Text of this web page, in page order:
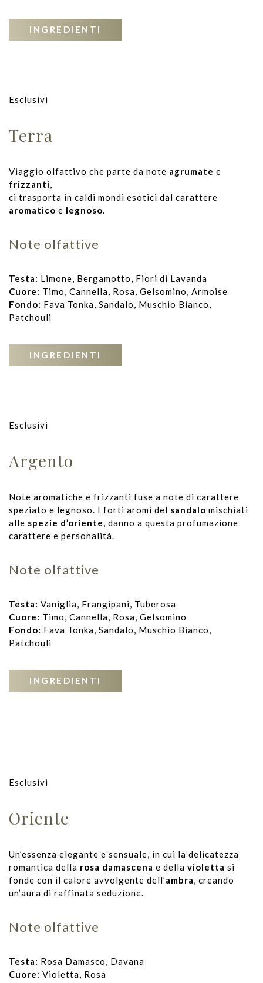
INGREDIENTI
Esclusivi
Terra
Viaggio olfattivo che parte da note agrumate e
frizzanti
ci trasporta in caldi mondi esotici dal carattere
aromatico e legnoso
Note olfattive
Testa: Limone, Bergamotto, Fiori di Lavanda
Cuore: Timo, Cannella, Rosa, Gelsomino, Armoise
Fondo: Fava Tonka, Sandalo, Muschio Bianco,
Patchouli
INGREDIENTI
Esclusivi
Argento
Note aromatiche e frizzanti fuse a note di carattere
speziato e legnoso. I forti aromi del sandalo mischiati
alle spezie d’oriente , danno a questa profumazione
carattere e personalità.
Note olfattive
Testa: Vaniglia, Frangipani, Tuberosa
Cuore: Timo, Cannella, Rosa, Gelsomino
Fondo: Fava Tonka, Sandalo, Muschio Bianco,
Patchouli
INGREDIENTI
Esclusivi
Oriente
Un’essenza elegante e sensuale, in cui la delicatezza
romantica della rosa damascena e della violetta si
fonde con il calore avvolgente dell’ambra , creando
un’aura di raffinata seduzione.
Note olfattive
Testa: Rosa Damasco, Davana
Cuore: Violetta, Rosa